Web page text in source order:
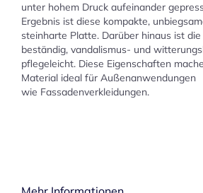
unter hohem Druck aufeinander
Ergebnis ist diese kompakte,
steinharte Platte. Darüber hinaus ist
beständig, vandalismus- und
pflegeleicht. Diese Eigenschaften
Material ideal für Außenanwendungen
wie Fassadenverkleidungen.